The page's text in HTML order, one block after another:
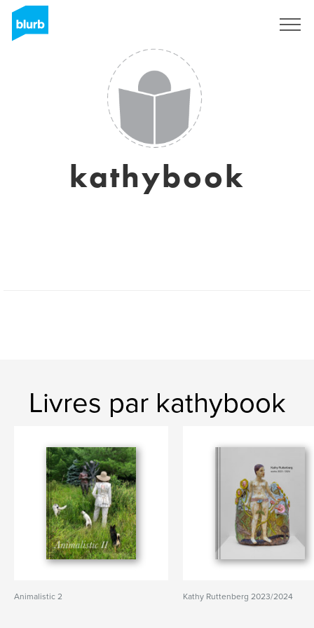
kathybook
Livres par kathybook
Animalistic 2 Kathy Ruttenberg 2023/2024